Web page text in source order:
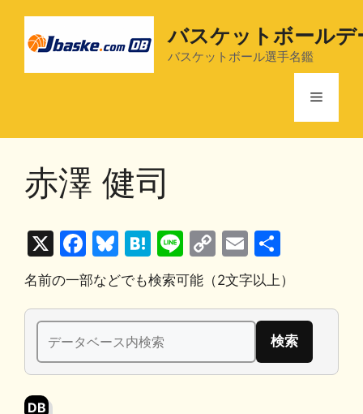
バスケットボールデ
バスケットボール選手名鑑
メ
赤澤 健司
X
F
a
c
e
b
o
Bl
u
e
s
k
y
H
at
e
n
a
Li
n
e
C
o
p
y
n
E
m
ai
l
有
名前の一部などでも検索可能（2文字以上）
検
索:
DB